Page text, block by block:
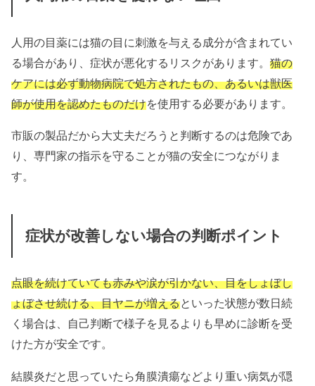
人用の目薬には猫の目に刺激を与える成分が含まれてい
る場合があり、症状が悪化するリスクがあります。猫の
ケアには必ず動物病院で処方されたもの、あるいは獣医
師が使用を認めたものだけを使用する必要があります。
市販の製品だから大丈夫だろうと判断するのは危険であ
り、専門家の指示を守ることが猫の安全につながりま
す。
症状が改善しない場合の判断ポイント
点眼を続けていても赤みや涙が引かない、目をしょぼし
ょぼさせ続ける、目ヤニが増えるといった状態が数日続
く場合は、自己判断で様子を見るよりも早めに診断を受
けた方が安全です。
結膜炎だと思っていたら角膜潰瘍などより重い病気が隠